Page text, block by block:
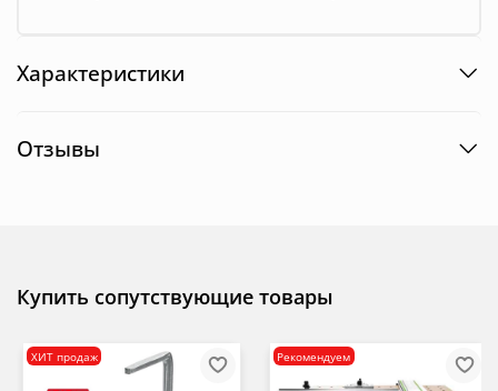
Характеристики
Отзывы
Купить сопутствующие товары
ХИТ продаж Рекомендуем